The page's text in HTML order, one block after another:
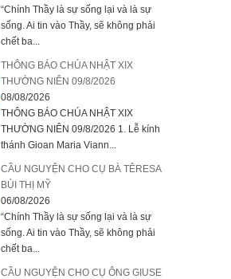
“Chính Thầy là sự sống lại và là sự
sống. Ai tin vào Thầy, sẽ không phải
chết ba...
THÔNG BÁO CHÚA NHẬT XIX
THƯỜNG NIÊN 09/8/2026
08/08/2026
THÔNG BÁO CHÚA NHẬT XIX
THƯỜNG NIÊN 09/8/2026 1. Lễ kính
thánh Gioan Maria Viann...
CẦU NGUYỆN CHO CỤ BÀ TÊRESA
BÙI THỊ MỸ
06/08/2026
“Chính Thầy là sự sống lại và là sự
sống. Ai tin vào Thầy, sẽ không phải
chết ba...
CẦU NGUYỆN CHO CỤ ÔNG GIUSE